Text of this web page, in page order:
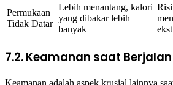
Permukaan
Tidak Datar
Lebih menantang, kalori
yang dibakar lebih
banyak
7.2. Keamanan saat Berjalan
Keamanan adalah aspek krusial lainnya